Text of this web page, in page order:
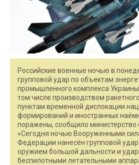
Российские военные ночью в
групповой удар по объектам
промышленного комплекса
том числе производством
пунктам временной дислокации
формирований и иностранных
поражены, сообщило министерство
«Сегодня ночью Вооруженными
Федерации нанесён групповой
оружием большой дальности и
беспилотными летательными